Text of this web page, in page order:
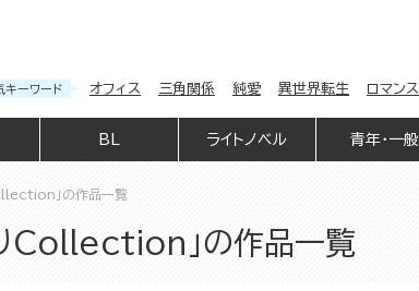
キーワード オフィス 三角関係 純愛 異世界転生 ロマンス
BL ライトノベル 青年・一般
」の作品一覧
りCollection」の作品一覧